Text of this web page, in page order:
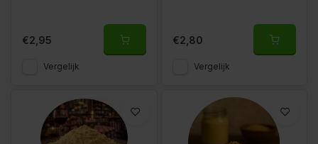
€2,95
Vergelijk
€2,80
Vergelijk